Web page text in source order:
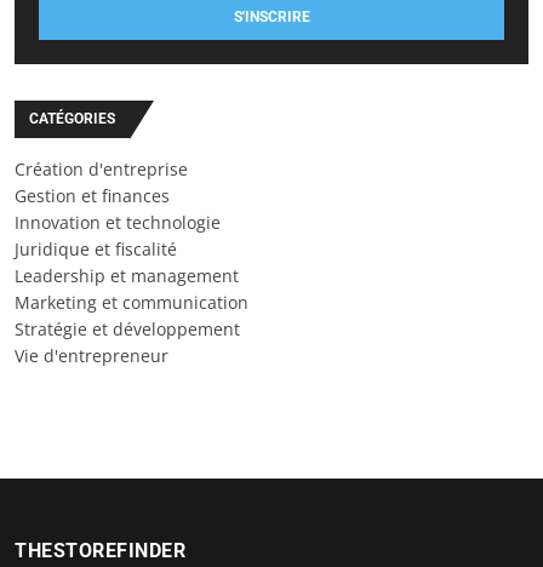
S'INSCRIRE
CATÉGORIES
Création d'entreprise
Gestion et finances
Innovation et technologie
Juridique et fiscalité
Leadership et management
Marketing et communication
Stratégie et développement
Vie d'entrepreneur
THESTOREFINDER